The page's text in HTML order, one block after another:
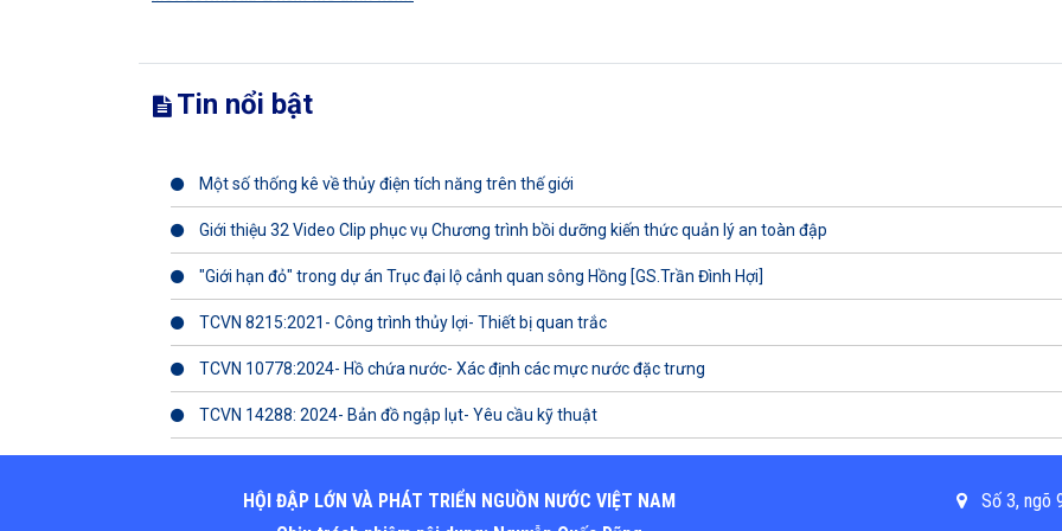
Tin nổi bật
Một số thống kê về thủy điện tích năng trên thế giới
Giới thiệu 32 Video Clip phục vụ Chương trình bồi dưỡng kiến thức quản lý an toàn đập
"Giới hạn đỏ" trong dự án Trục đại lộ cảnh quan sông Hồng [GS.Trần Đình Hợi]
TCVN 8215:2021- Công trình thủy lợi- Thiết bị quan trắc
TCVN 10778:2024- Hồ chứa nước- Xác định các mực nước đặc trưng
TCVN 14288: 2024- Bản đồ ngập lụt- Yêu cầu kỹ thuật
HỘI ĐẬP LỚN VÀ PHÁT TRIỂN NGUỒN NƯỚC VIỆT NAM
Số 3, ngõ